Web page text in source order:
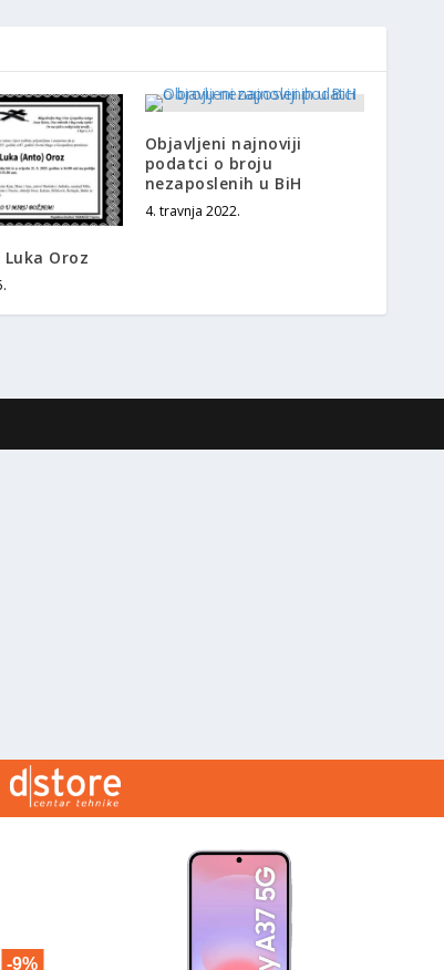
Oroz
Objavljeni najnoviji
podatci o broju
nezaposlenih u BiH
4. travnja 2022.